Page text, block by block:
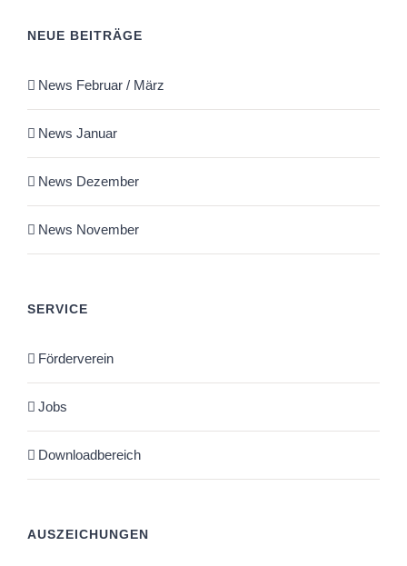
NEUE BEITRÄGE
News Februar / März
News Januar
News Dezember
News November
SERVICE
Förderverein
Jobs
Downloadbereich
AUSZEICHUNGEN